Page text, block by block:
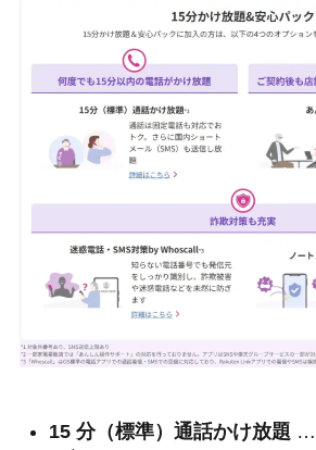
15 分（標準）通話かけ放題 …